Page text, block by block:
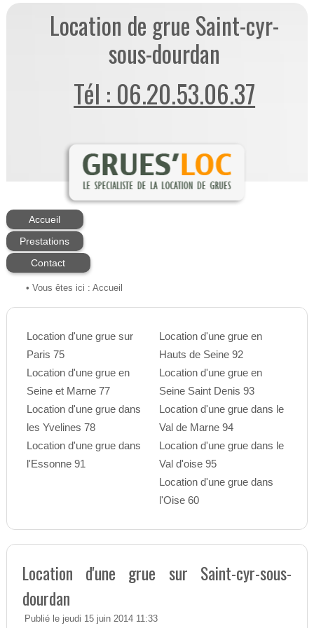
Location de grue Saint-cyr-
sous-dourdan
Tél : 06.20.53.06.37
Accueil
Prestations
Contact
• Vous êtes ici : Accueil
Location d'une grue sur
Paris 75
Location d'une grue en
Seine et Marne 77
Location d'une grue dans
les Yvelines 78
Location d'une grue dans
l'Essonne 91
Location d'une grue en
Hauts de Seine 92
Location d'une grue en
Seine Saint Denis 93
Location d'une grue dans le
Val de Marne 94
Location d'une grue dans le
Val d'oise 95
Location d'une grue dans
l'Oise 60
Location d'une grue sur Saint-cyr-sous-
dourdan
Publié le jeudi 15 juin 2014 11:33